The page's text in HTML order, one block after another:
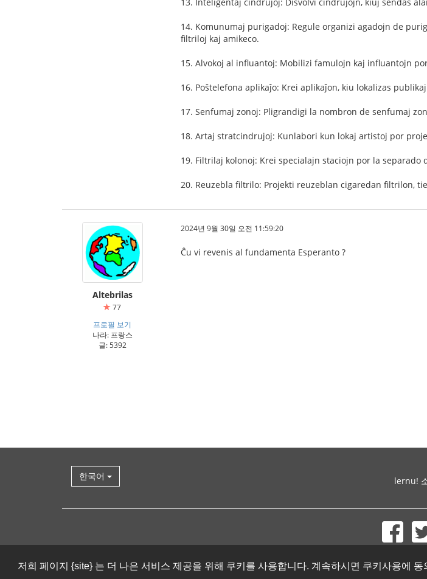
저희 페이지 {site} 는 더 나은 서비스 제공을 위해 쿠키를 사용합니다. 계속하시면 쿠키사용에
14. Komunumaj purigadoj: Regule organizi agadojn de
filtriloj kaj amikeco.
15. Alvokoj al influantoj: Mobilizi famulojn kaj influantojn
16. Poŝtelefona aplikaĵo: Krei aplikaĵon, kiu lokalizas
17. Senfumaj zonoj: Pligrandigi la nombron de senfumaj
18. Artaj stratcindrujoj: Kunlabori kun lokaj artistoj por
19. Filtrilaj kolonoj: Krei specialajn staciojn por la
20. Reuzebla filtrilo: Projekti reuzeblan cigaredan filtrilon,
Altebrilas
77
프로필 보기
나라: 프랑스
글: 5392
2024년 9월 30일 오전 11:59:20
Ĉu vi revenis al fundamenta Esperanto ?
한국어 lernu!